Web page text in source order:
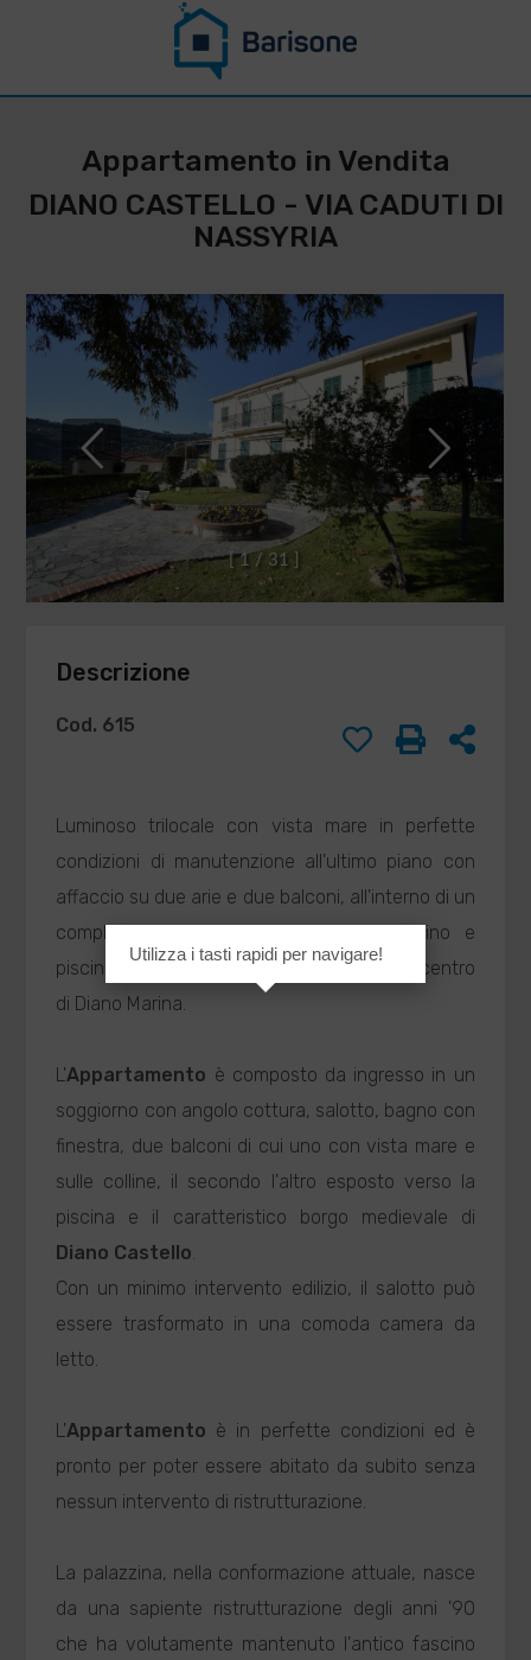
RESTARE
AGGIORNATO SU
QUESTO
IMMOBILE
IMMOBILIARE
BARISONE
DI
BARISONE
*
Nome
Cognome
*
Telefono
*
Email
*
Compilando ed
inviando questo
modulo di
dell'informativa
privacy.
INVIA
Appartamento in Vendita
DIANO CASTELLO - VIA CADUTI DI
NASSYRIA
[ 1 / 31
Descrizione
Cod. 615
Luminoso trilocale con vista mare in perfette
condizioni di manutenzione all'ultimo piano con
affaccio su due arie e due balconi, all'interno di un
complesso residenziale con ampio giardino e
piscina condominiale a poca distanza dal centro
di Diano Marina.
L'Appartamento è composto da ingresso in un
soggiorno con angolo cottura, salotto, bagno con
finestra, due balconi di cui uno con vista mare e
sulle colline, il secondo l'altro esposto verso la
piscina e il caratteristico borgo medievale di
Diano Castello.
Con un minimo intervento edilizio, il salotto può
essere trasformato in una comoda camera da
letto.
L'Appartamento è in perfette condizioni ed è
pronto per poter essere abitato da subito senza
nessun intervento di ristrutturazione.
La palazzina, nella conformazione attuale, nasce
da una sapiente ristrutturazione degli anni '90
che ha volutamente mantenuto l'antico fascino
Utilizza i tasti rapidi per navigare!